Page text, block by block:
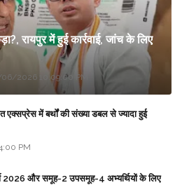
रायपुर में हुई कार्रवाई, जांच के लिए
2026 10:09:00 PM
एक्सप्रेस में बर्थों की संख्या डबल से ज्यादा हुई
PM
2026 और समूह-2 उपसमूह-4 अभ्यर्थियों के लिए